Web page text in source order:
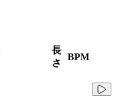
長
さ
BPM